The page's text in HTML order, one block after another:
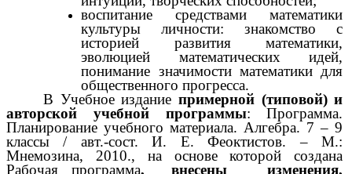
воспитание
средствами математики
культуры личности: знакомство с
историей развития математики,
эволюцией математических идей,
понимание значимости математики для
общественного прогресса.
В Учебное изданиепримерной (типовой) и
авторской учебной программы: Программа.
Планирование учебного материала. Алгебра. 7 – 9
классы / авт.-сост. И. Е. Феоктистов. – М.:
Мнемозина, 2010., на основе которой создана
Рабочая программа, внесены изменения,